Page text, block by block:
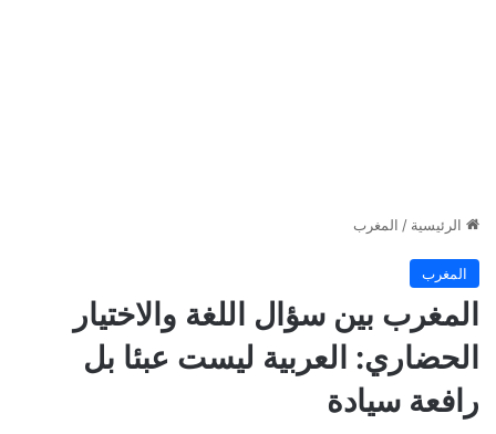
الرئيسية / المغرب
المغرب
المغرب بين سؤال اللغة والاختيار
الحضاري: العربية ليست عبئا بل
رافعة سيادة